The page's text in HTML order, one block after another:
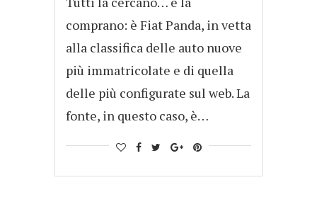
comprano: è Fiat Panda, in vetta
alla classifica delle auto nuove
più immatricolate e di quella
delle più configurate sul web. La
fonte, in questo caso, è…